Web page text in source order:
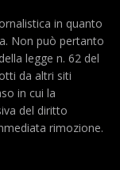
in quanto
Non può pertanto
legge n. 62 del
da altri siti
in cui la
del diritto
rimozione.